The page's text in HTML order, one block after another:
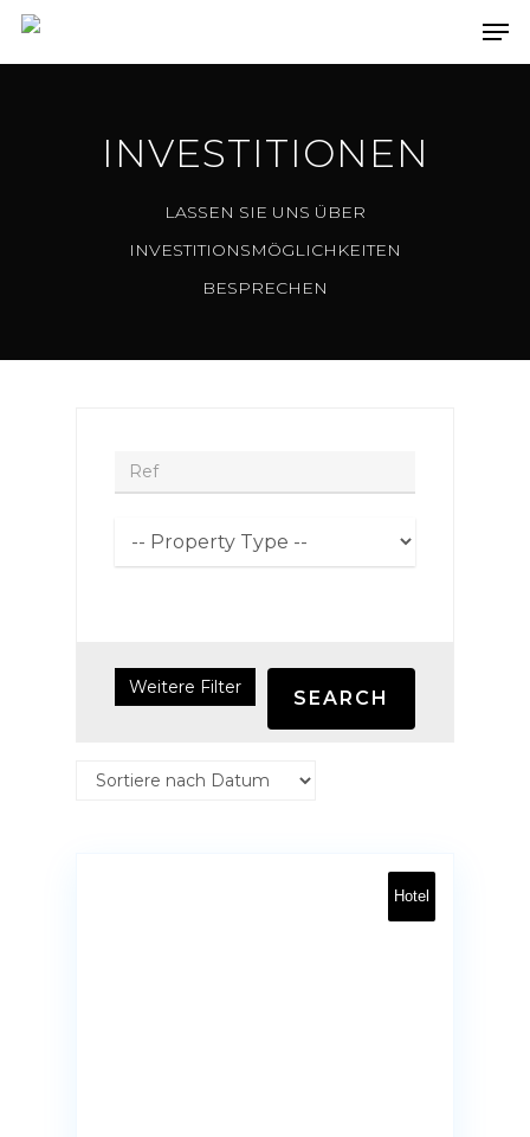
INVESTITIONEN
LASSEN SIE UNS ÜBER
INVESTITIONSMÖGLICHKEITEN
BESPRECHEN
Weitere Filter SEARCH
Hotel